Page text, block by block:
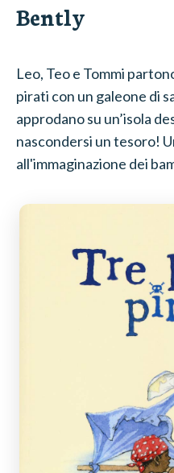
Bently
Leo, Teo e Tommi
pirati con un galeone di
approdano su un’isola
nascondersi un tesoro!
all'immaginazione dei